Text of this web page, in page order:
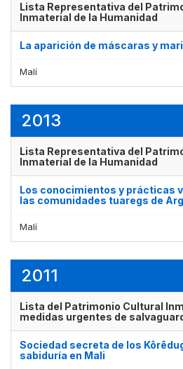
Lista Representativa del
Inmaterial de la Humanidad
La aparición de máscaras y
Malí
2013
Lista Representativa del
Inmaterial de la Humanidad
Los conocimientos y prácticas
las comunidades tuaregs de
Malí
2011
Lista del Patrimonio Cultural
medidas urgentes de
Sociedad secreta de los
sabiduría en Mali